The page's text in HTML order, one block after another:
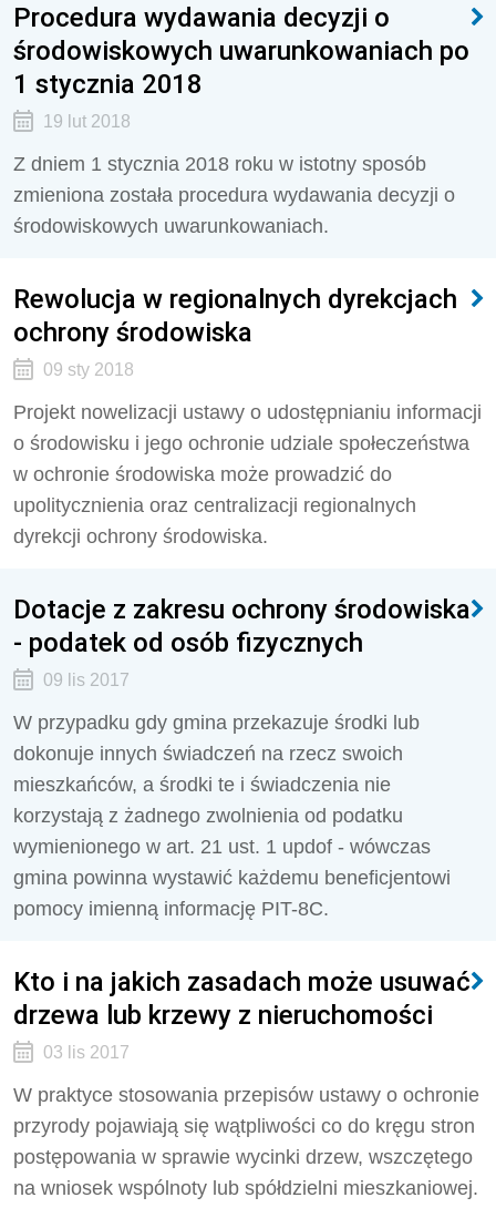
Procedura wydawania decyzji o
środowiskowych uwarunkowaniach po
1 stycznia 2018
19 lut 2018
Z dniem 1 stycznia 2018 roku w istotny sposób
zmieniona została procedura wydawania decyzji o
środowiskowych uwarunkowaniach.
Rewolucja w regionalnych dyrekcjach
ochrony środowiska
09 sty 2018
Projekt nowelizacji ustawy o udostępnianiu informacji
o środowisku i jego ochronie udziale społeczeństwa
w ochronie środowiska może prowadzić do
upolitycznienia oraz centralizacji regionalnych
dyrekcji ochrony środowiska.
Dotacje z zakresu ochrony środowiska
- podatek od osób fizycznych
09 lis 2017
W przypadku gdy gmina przekazuje środki lub
dokonuje innych świadczeń na rzecz swoich
mieszkańców, a środki te i świadczenia nie
korzystają z żadnego zwolnienia od podatku
wymienionego w art. 21 ust. 1 updof - wówczas
gmina powinna wystawić każdemu beneficjentowi
pomocy imienną informację PIT-8C.
Kto i na jakich zasadach może usuwać
drzewa lub krzewy z nieruchomości
03 lis 2017
W praktyce stosowania przepisów ustawy o ochronie
przyrody pojawiają się wątpliwości co do kręgu stron
postępowania w sprawie wycinki drzew, wszczętego
na wniosek wspólnoty lub spółdzielni mieszkaniowej.